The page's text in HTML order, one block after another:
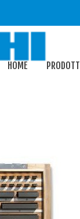
HOME PRODOTTI